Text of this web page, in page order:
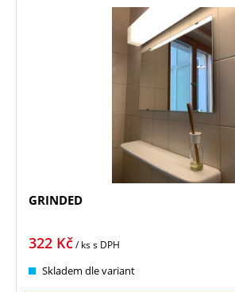
GRINDED
322 Kč/ kss DPH
Skladem dle variant